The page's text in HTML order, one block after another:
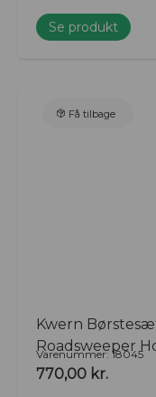
Se produkt
Få tilbage
Kwern
Roadsweeper
Varenummer: 18045
770,00 kr.